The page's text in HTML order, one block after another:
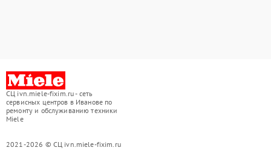
СЦ ivn.miele-fixim.ru - сеть
сервисных центров в Иванове по
ремонту и обслуживанию техники
Miele
2021-2026 © СЦ ivn.miele-fixim.ru